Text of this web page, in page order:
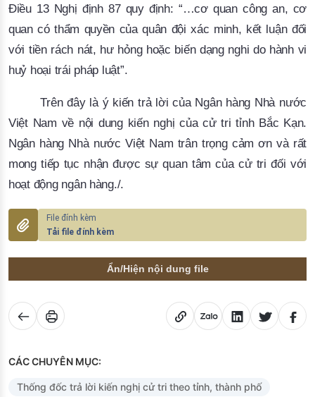
Điều 13 Nghị định 87 quy định: “…cơ quan công an, cơ
quan có thẩm quyền của quân đội xác minh, kết luận đối
với tiền rách nát, hư hỏng hoặc biến dạng nghi do hành vi
huỷ hoại trái pháp luật”.
Trên đây là ý kiến trả lời của Ngân hàng Nhà nước
Việt Nam về nội dung kiến nghị của cử tri tỉnh Bắc Kạn.
Ngân hàng Nhà nước Việt Nam trân trọng cảm ơn và rất
mong tiếp tục nhận được sự quan tâm của cử tri đối với
hoạt động ngân hàng./.
Tải file đính kèm
Ẩn/Hiện nội dung file
CÁC CHUYÊN MỤC:
Thống đốc trả lời kiến nghị cử tri theo tỉnh, thành phố